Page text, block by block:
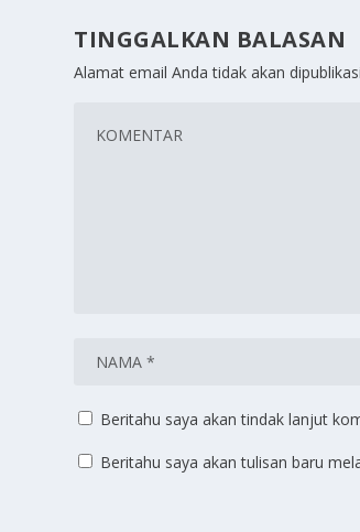
TINGGALKAN BALASAN
Alamat email Anda tidak akan
Beritahu saya akan tindak lanjut
Beritahu saya akan tulisan baru